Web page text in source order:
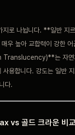
지로 나뉩니다. **일반 지
우 높아 교합력이 강한 어
Translucency)**는 자
사용합니다. 강도는 일반
다.
vs 골드 크라운 비교